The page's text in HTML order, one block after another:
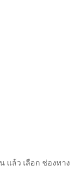
แล้ว เลือก ช่องท